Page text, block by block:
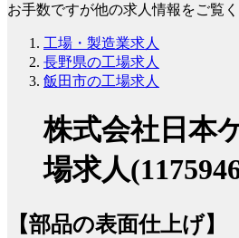
お手数ですが他の求人情報をご覧く
工場・製造業求人
長野県の工場求人
飯田市の工場求人
株式会社日本
場求人
【部品の表面仕上げ】